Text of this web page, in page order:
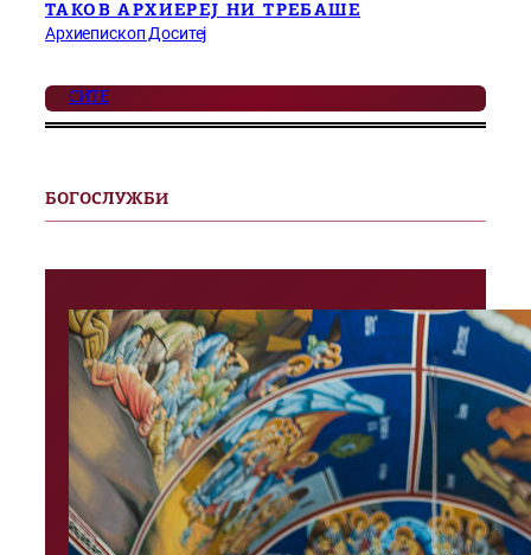
ТАКОВ АРХИЕРЕЈ НИ ТРЕБАШЕ
Архиепископ Доситеј
СИТЕ
БОГОСЛУЖБИ